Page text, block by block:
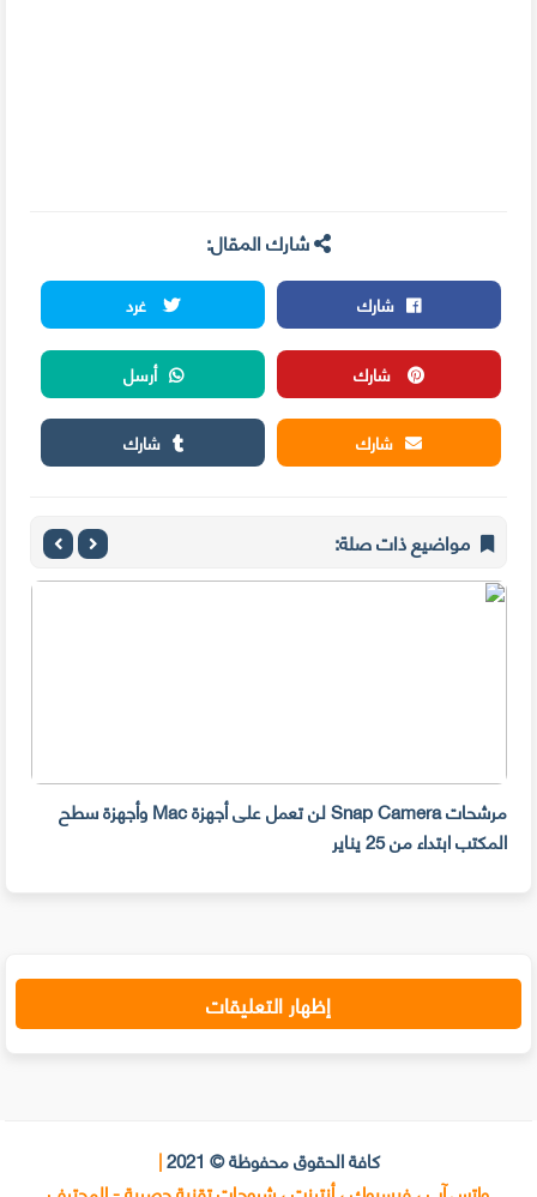
شارك المقال:
شارك
غرد
شارك
أرسل
شارك
شارك
مواضيع ذات صلة:
مرشحات Snap Camera لن تعمل على أجهزة Mac وأجهزة سطح
المكتب ابتداء من 25 يناير
إظهار التعليقات
كافة الحقوق محفوظة © 2021 |